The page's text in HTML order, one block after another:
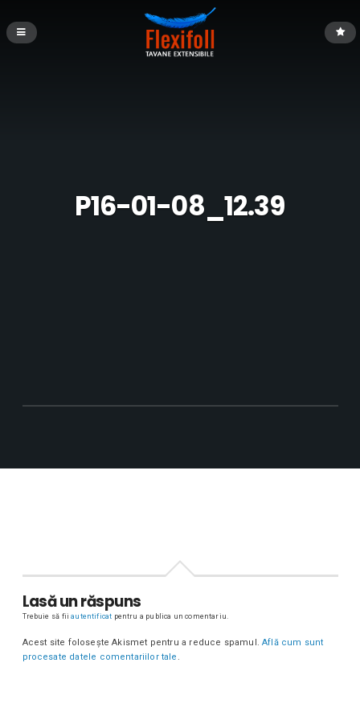
P16-01-08_12.39
Lasă un răspuns
Trebuie să fiiautentificat pentru a publica un comentariu.
Acest site folosește Akismet pentru a reduce spamul.Află cum sunt
procesate datele comentariilor tale